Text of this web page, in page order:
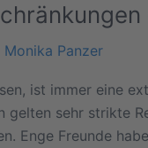
Monika Panzer
ist immer eine
sehr strikte
Enge Freunde